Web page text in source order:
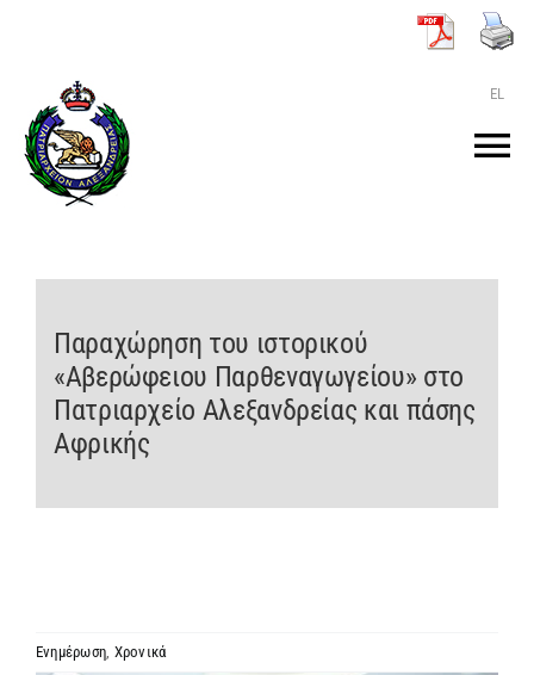
περιεχόμενο
EL
ΤΟ ΠΑΤΡΙΑΡΧΕΙΟ
Παραχώρηση του ιστορικού
«Αβερώφειου Παρθεναγωγείου» στο
Πατριαρχείο Αλεξανδρείας και πάσης
Αφρικής
Ενημέρωση, Χρονικά